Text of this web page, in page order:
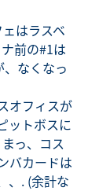
はラスベ
前の#1は
なくなっ
オフィスが
ットボスに
っ、コス
バカードは
、. (余計な